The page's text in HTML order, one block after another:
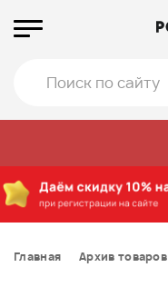
Главная Архив товаров